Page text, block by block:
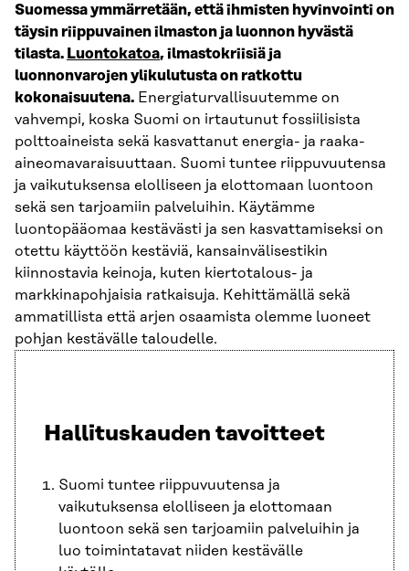
Suomessa ymmärretään, että ihmisten hyvinvointi on
täysin riippuvainen ilmaston ja luonnon hyvästä
tilasta. Luontokatoa, ilmastokriisiä ja
luonnonvarojen ylikulutusta on ratkottu
kokonaisuutena. Energiaturvallisuutemme on
vahvempi, koska Suomi on irtautunut fossiilisista
polttoaineista sekä kasvattanut energia- ja raaka-
aineomavaraisuuttaan. Suomi tuntee riippuvuutensa
ja vaikutuksensa elolliseen ja elottomaan luontoon
sekä sen tarjoamiin palveluihin. Käytämme
luontopääomaa kestävästi ja sen kasvattamiseksi on
otettu käyttöön kestäviä, kansainvälisestikin
kiinnostavia keinoja, kuten kiertotalous- ja
markkinapohjaisia ratkaisuja. Kehittämällä sekä
ammatillista että arjen osaamista olemme luoneet
pohjan kestävälle taloudelle.
Hallituskauden tavoitteet
Suomi tuntee riippuvuutensa ja
vaikutuksensa elolliseen ja elottomaan
luontoon sekä sen tarjoamiin palveluihin ja
luo toimintatavat niiden kestävälle